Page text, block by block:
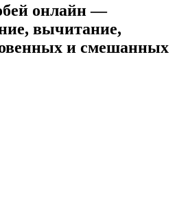
онлайн —
вычитание,
и смешанных